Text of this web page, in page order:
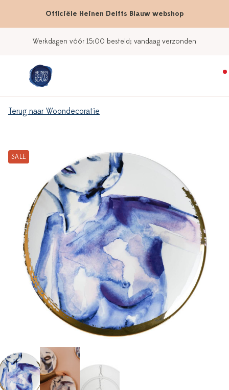
Officiële Heinen Delfts Blauw webshop
Werkdagen vóór 15:00 besteld; vandaag verzonden
Terug naar Woondecoratie
SALE